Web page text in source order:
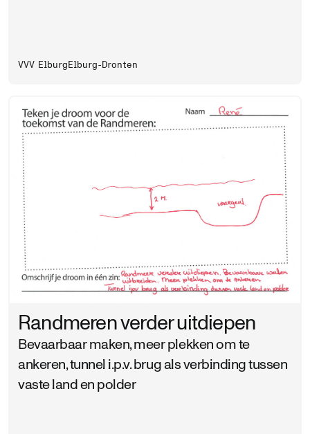
VVV Elburg Elburg-Dronten
Randmeren verder uitdiepen
Bevaarbaar maken, meer plekken om te
ankeren, tunnel i.p.v. brug als verbinding tussen
vaste land en polder